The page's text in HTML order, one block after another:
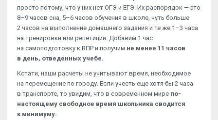
просто потому, что у них нет ОГЭ и ЕГЭ. Их распорядок — это
8–9 часов сна, 5–6 часов обучения в школе, чуть больше
2 часов на выполнение домашнего задания и те же 1–3 часа
на тренировки или репетиции. Добавим 1 час
на самоподготовку к ВПР и получим не менее 11 часов
в день, отведенных учебе.
Кстати, наши расчеты не учитывают время, необходимое
на перемещение по городу. Если учесть еще хотя бы 2 часа
в транспорте, то увидим, что в современном мире по-
настоящему свободное время школьника сводится
к минимуму.